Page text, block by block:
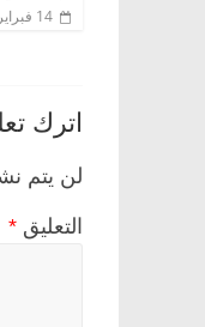
14 فبراير، 2020
اترك
لن يتم
التعليق *